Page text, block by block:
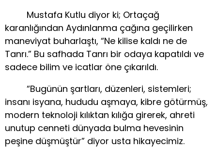
Mustafa Kutlu diyor ki; Ortaçağ
karanlığından Aydınlanma çağına geçilirken
maneviyat buharlaştı, “Ne kilise kaldı ne de
Tanrı.” Bu safhada Tanrı bir odaya kapatıldı ve
sadece bilim ve icatlar öne çıkarıldı.
“Bugünün şartları, düzenleri, sistemleri;
insanı isyana, hududu aşmaya, kibre götürmüş,
modern teknoloji kılıktan kılığa girerek, ahreti
unutup cenneti dünyada bulma hevesinin
peşine düşmüştür” diyor usta hikayecimiz.